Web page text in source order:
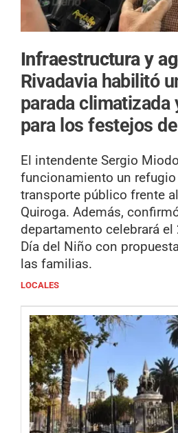
Infraestructura y
Rivadavia habilitó
parada climatizada
para los festejos
El intendente Sergio
funcionamiento un
transporte público frente
Quiroga. Además,
departamento celebrará
Día del Niño con
las familias.
LOCALES